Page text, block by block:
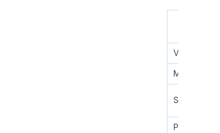
Velocidad
Menú
Servicio
Precio